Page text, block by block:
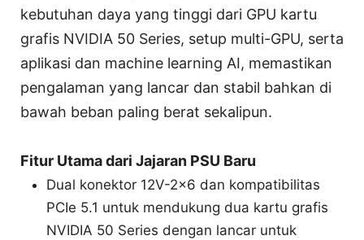
kebutuhan daya yang tinggi dari GPU kartu
grafis NVIDIA 50 Series, setup multi-GPU, serta
aplikasi dan machine learning AI, memastikan
pengalaman yang lancar dan stabil bahkan di
bawah beban paling berat sekalipun.
Fitur Utama dari Jajaran PSU Baru
Dual konektor 12V-2x6 dan kompatibilitas
PCIe 5.1 untuk mendukung dua kartu grafis
NVIDIA 50 Series dengan lancar untuk